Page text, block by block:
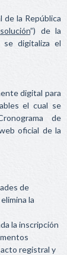
la República
”) de la
se digitaliza el
digital para
el cual se
de
oficial de la
de
la
la inscripción
registral y